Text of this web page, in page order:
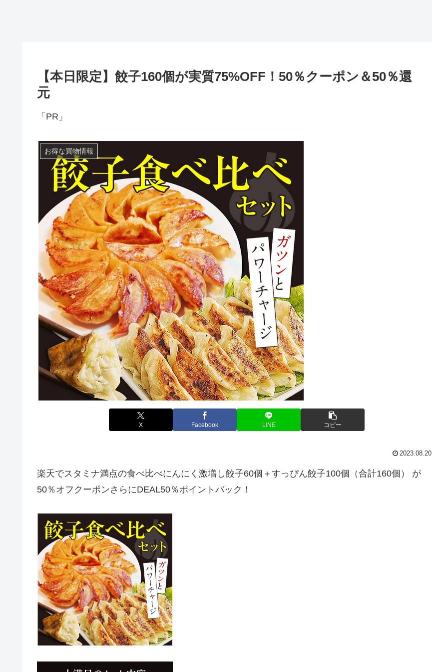
【本日限定】餃子160個が実質75%OFF！50％クーポン＆50％還
元
「PR」
お得な買物情報
X Facebook LINE コピー
2023.08.20
楽天でスタミナ満点の食べ比べにんにく激増し餃子60個＋すっぴん餃子100個（合計160個） が
50％オフクーポンさらにDEAL50％ポイントバック！